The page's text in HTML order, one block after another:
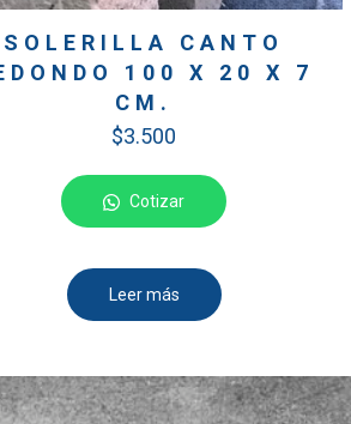
SOLERILLA CANTO
100 X 20 X 7
CM.
$3.500
Cotizar
Leer más